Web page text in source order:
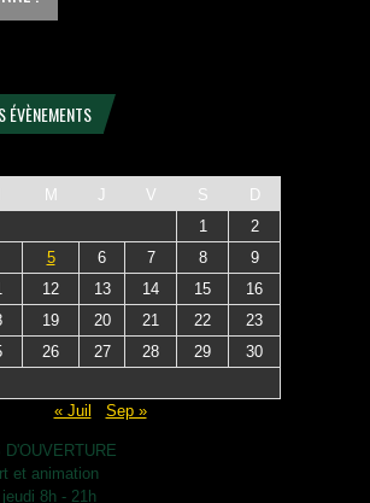
ÉVÈNEMENTS
M J V S
D
1
2
5 6 7 8
9
12 13 14 15
16
19 20 21 22
23
26 27 28 29
30
« Juil
Sep »
D'OUVERTURE
et animation
8h - 21h